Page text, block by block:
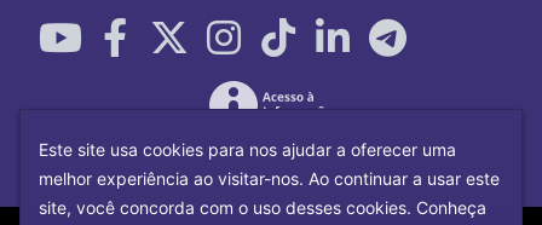
Este site usa cookies para nos ajudar a oferecer uma
melhor experiência ao visitar-nos. Ao continuar a usar este
site, você concorda com o uso desses cookies. Conheça